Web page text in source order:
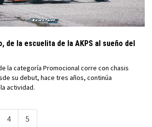
de la escuelita de la AKPS al sueño del
la categoría Promocional corre con chasis
su debut, hace tres años, continúa
actividad.
4 5